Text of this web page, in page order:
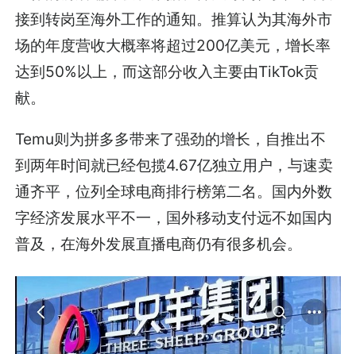
接到转岗至海外工作的通知。推算认为其海外市
场的年度营收大概率将超过200亿美元，增长率
达到50%以上，而这部分收入主要由TikTok贡
献。
Temu则为拼多多带来了强劲的增长，自推出不
到两年时间就已经包揽4.67亿独立用户，与速卖
通齐平，位列全球电商排行榜第二名。国内外数
字经济发展水平不一，国外移动支付远不如国内
普及，在海外发展直播电商仍有很多机会。